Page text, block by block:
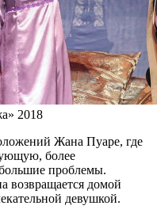
2018
Жана Пуаре, где
более
проблемы.
возвращается домой
девушкой.